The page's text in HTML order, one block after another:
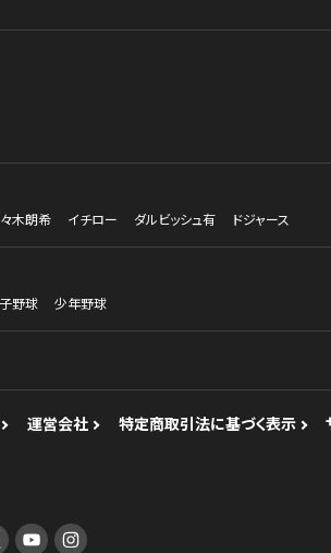
木朗希 イチロー ダルビッシュ有 ドジャース
野球 少年野球
運営会社 特定商取引法に基づく表示